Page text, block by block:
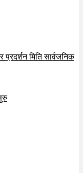
प्रदर्शन मिति सार्वजनिक